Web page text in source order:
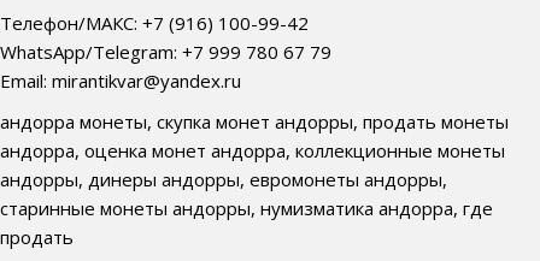
Телефон/МАКС: +7 (916) 100-99-42
WhatsApp/Telegram: +7 999 780 67 79
Email: mirantikvar@yandex.ru
андорра монеты, скупка монет андорры, продать монеты
андорра, оценка монет андорра, коллекционные монеты
андорры, динеры андорры, евромонеты андорры,
старинные монеты андорры, нумизматика андорра, где
продать